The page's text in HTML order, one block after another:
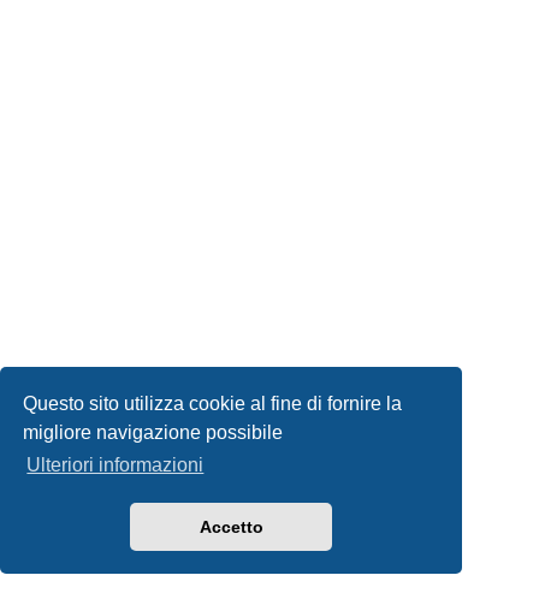
Questo sito utilizza cookie al fine di fornire la
migliore navigazione possibile
Ulteriori informazioni
Accetto